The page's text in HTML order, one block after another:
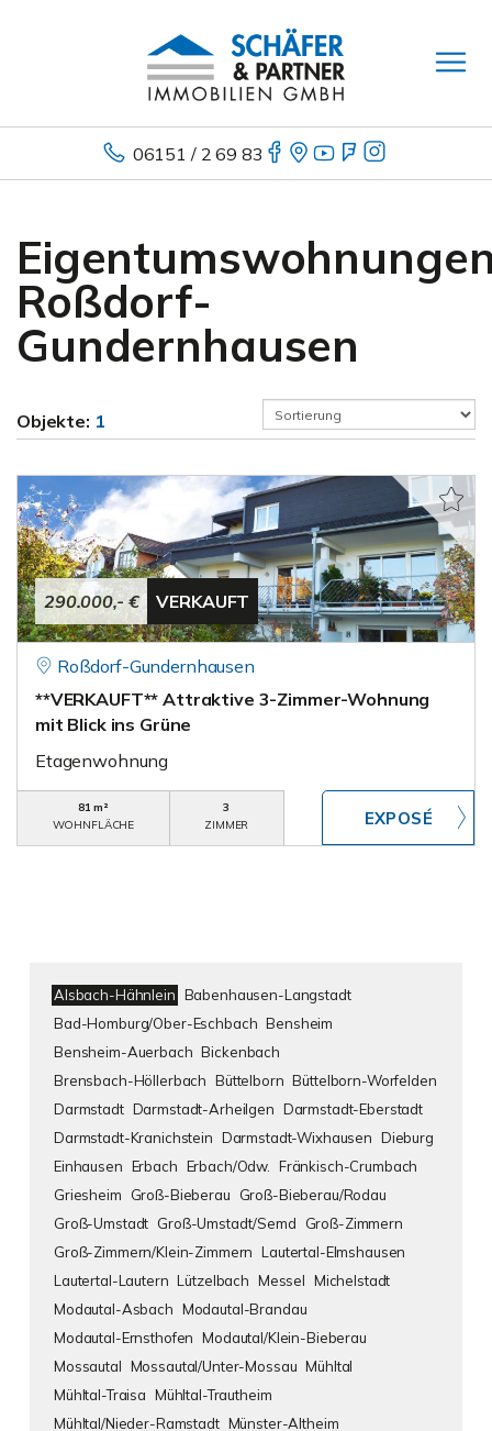
06151 / 2 69 83
Roßdorf-
Gundernhausen
Objekte: 1
290.000,- € VERKAUFT
Roßdorf-Gundernhausen
**VERKAUFT** Attraktive 3-Zimmer-Wohnung
mit Blick ins Grüne
Etagenwohnung
81 m²
WOHNFLÄCHE
3
ZIMMER
Alsbach-Hähnlein Babenhausen-Langstadt
Bad-Homburg/Ober-Eschbach Bensheim
Bensheim-Auerbach Bickenbach
Brensbach-Höllerbach Büttelborn Büttelborn-Worfelden
Darmstadt Darmstadt-Arheilgen Darmstadt-Eberstadt
Darmstadt-Kranichstein Darmstadt-Wixhausen Dieburg
Einhausen Erbach Erbach/Odw.
Fränkisch-Crumbach
Griesheim
Groß-Bieberau
Groß-Bieberau/Rodau
Groß-Umstadt Groß-Umstadt/Semd
Groß-Zimmern
Groß-Zimmern/Klein-Zimmern Lautertal-Elmshausen
Lautertal-Lautern Lützelbach Messel Michelstadt
Modautal-Asbach Modautal-Brandau
Modautal-Ernsthofen Modautal/Klein-Bieberau
Mossautal Mossautal/Unter-Mossau Mühltal
Mühltal-Traisa Mühltal-Trautheim
Mühltal/Nieder-Ramstadt Münster-Altheim